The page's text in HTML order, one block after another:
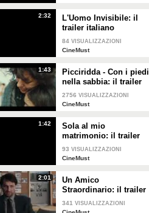
2:32
L'Uomo Invisibile: il
trailer italiano
84 VISUALIZZAZIONI
CineMust
1:43
Picciridda - Con i piedi
nella sabbia: il trailer
italiano
2756 VISUALIZZAZIONI
CineMust
1:42
Sola al mio
matrimonio: il trailer
italiano
93 VISUALIZZAZIONI
CineMust
2:01
Un Amico
Straordinario: il trailer
italiano
341 VISUALIZZAZIONI